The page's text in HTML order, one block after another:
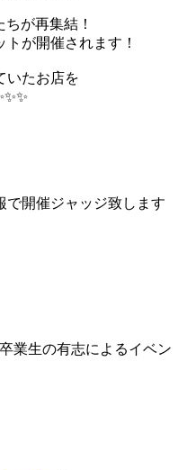
が再集結！
が開催されます！
いたお店を
開催ジャッジ致します
業生の有志によるイベン